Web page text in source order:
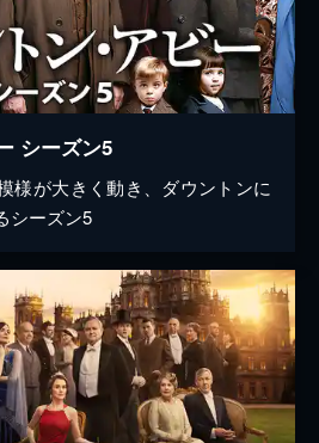
シーズン5
様が大きく動き、ダウントンに
シーズン5